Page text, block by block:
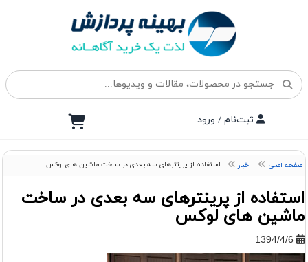
ثبت‌نام / ورود
صفحه اصلی اخبار استفاده از پرینترهای سه بعدی در ساخت ماشین های لوکس
استفاده از پرینترهای سه بعدی در ساخت
ماشین های لوکس